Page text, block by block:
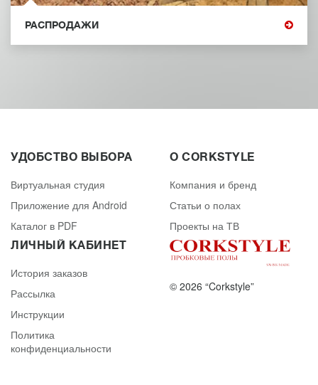
РАСПРОДАЖИ
УДОБСТВО ВЫБОРА
Виртуальная студия
Приложение для Android
Каталог в PDF
О CORKSTYLE
Компания и бренд
Статьи о полах
Проекты на ТВ
ЛИЧНЫЙ КАБИНЕТ
История заказов
Рассылка
Инструкции
Политика
конфиденциальности
© 2026 “Corkstyle”